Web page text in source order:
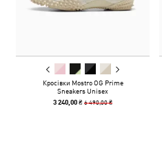
Кросівки Mostro OG Prime
Sneakers Unisex
3 240,00 ₴6 490,00 ₴